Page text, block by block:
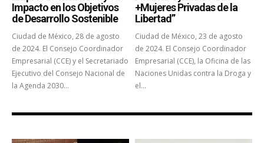
Impacto en los Objetivos
de Desarrollo Sostenible
Ciudad de México, 28 de agosto
de 2024. El Consejo Coordinador
Empresarial (CCE) y el Secretariado
Ejecutivo del Consejo Nacional de
la Agenda 2030...
+Mujeres Privadas de la
Libertad”
Ciudad de México, 23 de agosto
de 2024. El Consejo Coordinador
Empresarial (CCE), la Oficina de las
Naciones Unidas contra la Droga y
el...